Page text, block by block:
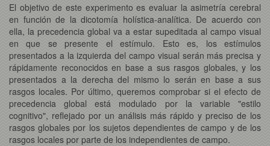
El objetivo de este experimento es evaluar la asimetría cerebral
en función de la dicotomía holística-analítica. De acuerdo con
ella, la precedencia global va a estar supeditada al campo visual
en que se presente el estímulo. Esto es, los estímulos
presentados a la izquierda del campo visual serán más precisa y
rápidamente reconocidos en base a sus rasgos globales, y los
presentados a la derecha del mismo lo serán en base a sus
rasgos locales. Por último, queremos comprobar si el efecto de
precedencia global está modulado por la variable "estilo
cognitivo", reflejado por un análisis más rápido y preciso de los
rasgos globales por los sujetos dependientes de campo y de los
rasgos locales por parte de los independientes de campo.